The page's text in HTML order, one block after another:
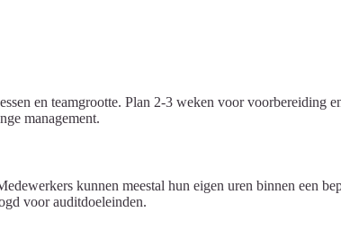
en teamgrootte. Plan 2-3 weken voor voorbereiding
management.
kunnen meestal hun eigen uren binnen een
voor auditdoeleinden.